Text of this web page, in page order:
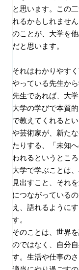
と思います。この
れるかもしれませ
のことが、大学を
だと思います。
それはわかりやす
やっている先生か
先生であれば、大
大学の学びで本質
で教えてくれると
や芸術家が、新た
たりする、「未知
われるというところ
大学で学ぶことは
見出すこと、それ
につながっている
え、語れるように
す。
そのことは、世界
のではなく、自分
す。生活や仕事の